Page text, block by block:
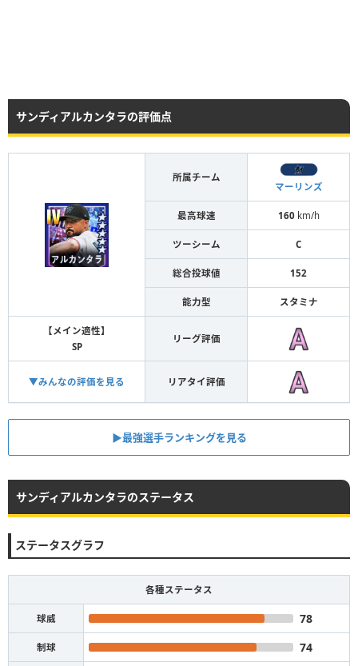
サンディアルカンタラの評価点
所属チーム
マーリンズ
最高球速 160km/h
ツーシーム C
総合投球値 152
能力型 スタミナ
【メイン適性】
SP
リーグ評価
▼みんなの評価を見る リアタイ評価
▶︎最強選手ランキングを見る
サンディアルカンタラのステータス
ステータスグラフ
各種ステータス
球威 78
制球 74